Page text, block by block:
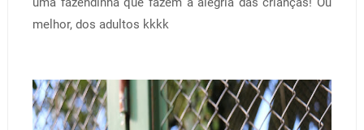
melhor, dos adultos kkkk